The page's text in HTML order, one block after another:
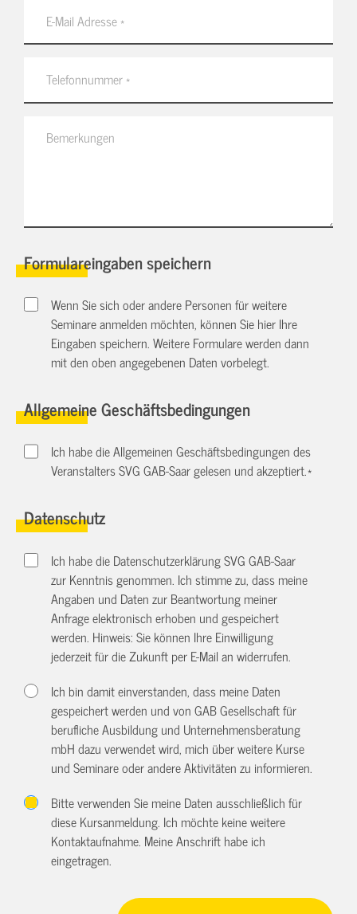
Formulareingaben speichern
Wenn Sie sich oder andere Personen für weitere
Seminare anmelden möchten, können Sie hier Ihre
Eingaben speichern. Weitere Formulare werden dann
mit den oben angegebenen Daten vorbelegt.
Allgemeine Geschäftsbedingungen
Ich habe die Allgemeinen Geschäftsbedingungen des
Veranstalters SVG GAB-Saar gelesen und akzeptiert.*
Datenschutz
Ich habe die Datenschutzerklärung SVG GAB-Saar
zur Kenntnis genommen. Ich stimme zu, dass meine
Angaben und Daten zur Beantwortung meiner
Anfrage elektronisch erhoben und gespeichert
werden. Hinweis: Sie können Ihre Einwilligung
jederzeit für die Zukunft per E-Mail anwiderrufen.
Ich bin damit einverstanden, dass meine Daten
gespeichert werden und von GAB Gesellschaft für
berufliche Ausbildung und Unternehmensberatung
mbH dazu verwendet wird, mich über weitere Kurse
und Seminare oder andere Aktivitäten zu informieren.
Bitte verwenden Sie meine Daten ausschließlich für
diese Kursanmeldung. Ich möchte keine weitere
Kontaktaufnahme. Meine Anschrift habe ich
eingetragen.